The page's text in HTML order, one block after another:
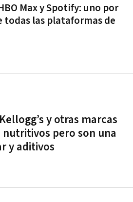
Max y Spotify: uno por
todas las plataformas de
y otras marcas
nutritivos pero son una
y aditivos